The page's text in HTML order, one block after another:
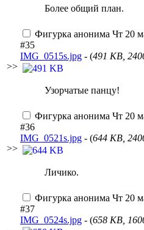
Более общий план.
>>
Фигурка анонима Чт 20
#35
IMG_0515s.jpg - (491 KB,
Узорчатые панцу!
>>
Фигурка анонима Чт 20
#36
IMG_0521s.jpg - (644 KB,
Личико.
Фигурка анонима Чт 20
#37
IMG_0524s.jpg - (658 KB,